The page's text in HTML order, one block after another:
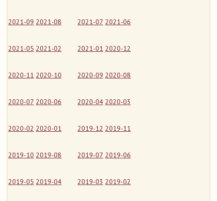
2021-09 2021-08 2021-07 2021-06
2021-05 2021-02 2021-01 2020-12
2020-11 2020-10 2020-09 2020-08
2020-07 2020-06 2020-04 2020-03
2020-02 2020-01 2019-12 2019-11
2019-10 2019-08 2019-07 2019-06
2019-05 2019-04 2019-03 2019-02